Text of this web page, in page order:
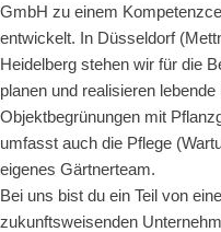
GmbH zu einem
entwickelt. In Düsseldorf
Heidelberg stehen wir für die
planen und realisieren
Objektbegrünungen mit
umfasst auch die Pflege
eigenes Gärtnerteam.
Bei uns bist du ein Teil von
zukunftsweisenden